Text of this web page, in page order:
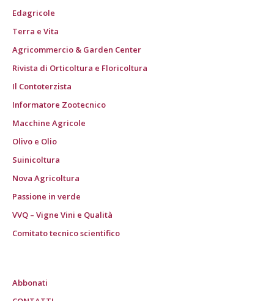
Edagricole
Terra e Vita
Agricommercio & Garden Center
Rivista di Orticoltura e Floricoltura
Il Contoterzista
Informatore Zootecnico
Macchine Agricole
Olivo e Olio
Suinicoltura
Nova Agricoltura
Passione in verde
VVQ – Vigne Vini e Qualità
Comitato tecnico scientifico
Abbonati